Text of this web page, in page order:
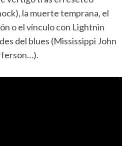
la muerte temprana, el
o el vínculo con Lightnin
del blues (Mississippi John